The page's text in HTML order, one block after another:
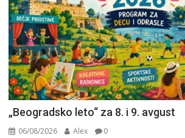
„Beogradsko leto“ za 8. i 9. avgust
06/08/2026 Alex 0